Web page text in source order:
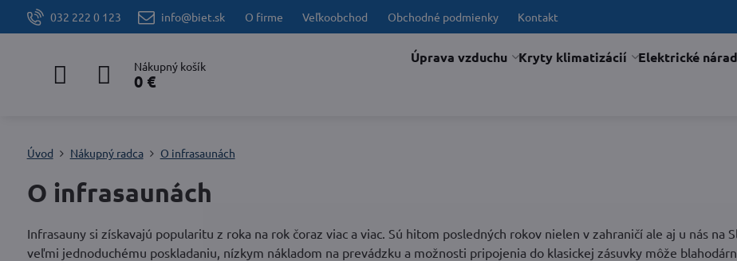
032 222 0 123 info@biet.sk O firme Veľkoobchod Obchodné podmienky Kontakt
Nákupný košík
0 €
Úprava vzduchu Kryty klimatizácií Elektrické
Úvod Nákupný radca O infrasaunách
O infrasaunách
Infrasauny si získavajú popularitu z roka na rok čoraz viac a viac. Sú hitom posledných rokov nielen v zahraničí ale aj u nás
veľmi jednoduchému poskladaniu, nízkym nákladom na prevádzku a možnosti pripojenia do klasickej zásuvky môže